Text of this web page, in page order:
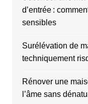
d’entrée :
sensibles
Surélévation de
techniquement
Rénover une
l’âme sans